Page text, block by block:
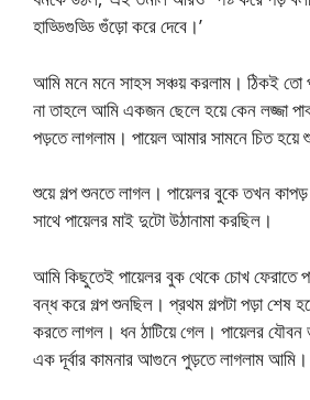
হাড্ডিগুড্ডি গুঁড়ো করে দেবে।’
আমি মনে মনে সাহস সঞ্চয় করলাম। ঠিকই তো
না তাহলে আমি একজন ছেলে হয়ে কেন লজ্জা
পড়তে লাগলাম। পায়েল আমার সামনে চিত হয়ে
শুয়ে গল্প শুনতে লাগল। পায়েলর বুকে তখন কাপড়
সাথে পায়েলর মাই দুটো উঠানামা করছিল।
আমি কিছুতেই পায়েলর বুক থেকে চোখ ফেরাতে
বন্ধ করে গল্প শুনছিল। প্রথম গল্পটা পড়া শেষ
করতে লাগল। ধন ঠাটিয়ে গেল। পায়েলর যৌবন
এক দূর্বার কামনার আগুনে পুড়তে লাগলাম আমি।